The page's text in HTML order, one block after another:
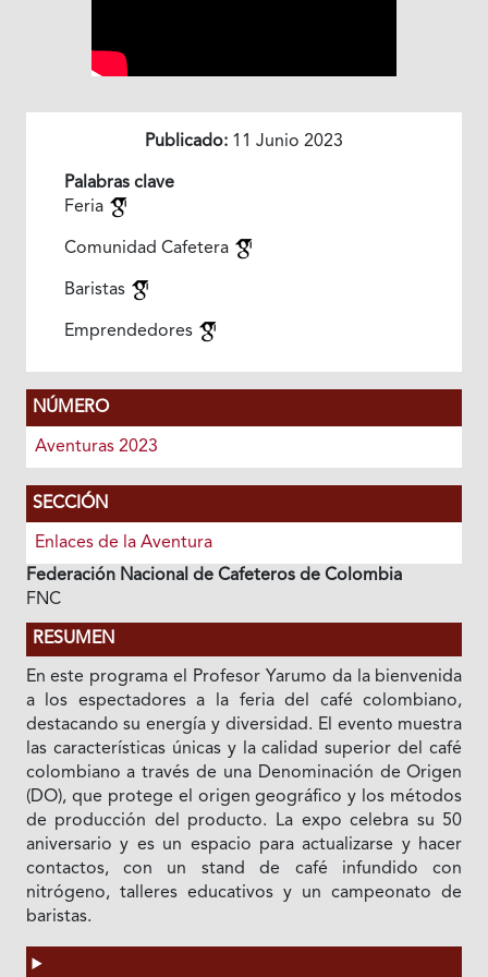
Publicado: 11 Junio 2023
Palabras clave
Feria
Comunidad Cafetera
Baristas
Emprendedores
NÚMERO
Aventuras 2023
SECCIÓN
Enlaces de la Aventura
Federación Nacional de Cafeteros de Colombia
FNC
RESUMEN
En este programa el Profesor Yarumo da la bienvenida
a los espectadores a la feria del café colombiano,
destacando su energía y diversidad. El evento muestra
las características únicas y la calidad superior del café
colombiano a través de una Denominación de Origen
(DO), que protege el origen geográfico y los métodos
de producción del producto. La expo celebra su 50
aniversario y es un espacio para actualizarse y hacer
contactos, con un stand de café infundido con
nitrógeno, talleres educativos y un campeonato de
baristas.